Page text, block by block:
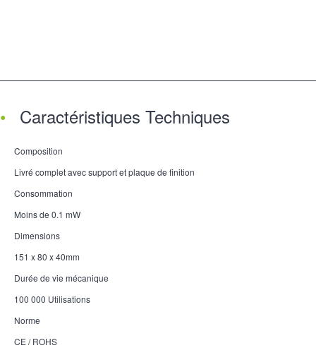
Caractéristiques Techniques
Composition
Livré complet avec support et plaque de finition
Consommation
Moins de 0.1 mW
Dimensions
151 x 80 x 40mm
Durée de vie mécanique
100 000 Utilisations
Norme
CE / ROHS